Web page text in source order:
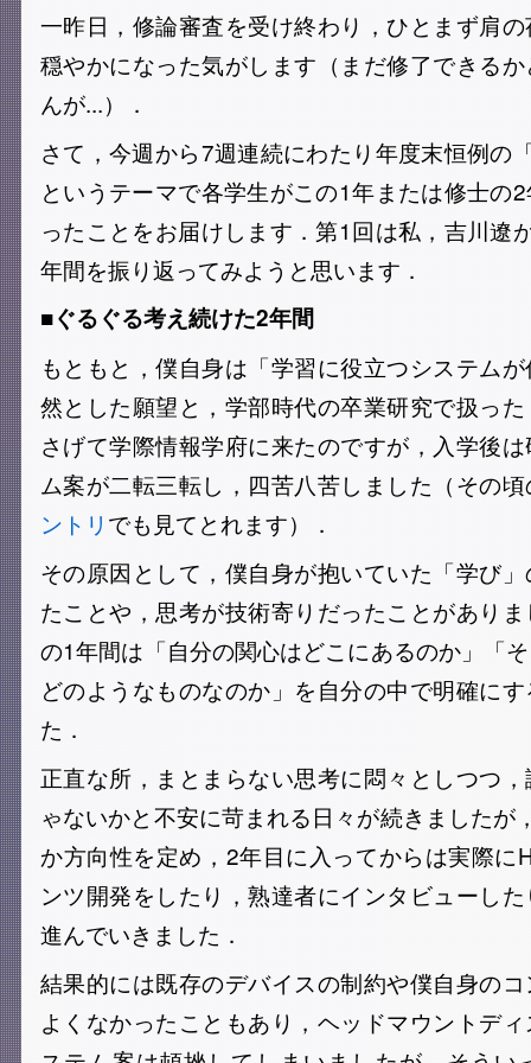
一昨日，修論審査を受け終わり，ひとまず肩
穏やかになった気がします（まだ修了できる
んが...）．
さて，今週から7週連続にわたり年度末恒例の
というテーマで各学生がこの1年または修士の
ったことをお届けします．第1回は私，吉川遼
年間を振り返ってみようと思います．
■ぐるぐる考え続けた2年間
もともと，僕自身は「学習に役立つシステム
然とした願望と，学部時代の卒業研究で扱っ
さげて学際情報学府に来たのですが，入学後
ム案が二転三転し，四苦八苦しました（その
ントリ でも見てとれます）．
その原因として，僕自身が抱いていた「学び
たことや，思考が技術寄りだったことがあり
の1年間は「自分の関心はどこにあるのか」「
どのようなものなのか」を自分の中で明確に
た．
正直な所，まとまらない思考に悶々としつつ
ゃないかと不安に苛まれる日々が続きましたが
か方向性を定め，2年目に入ってからは実際に
ンツ開発をしたり，熟達者にインタビューし
進んでいきました．
結果的には既存のデバイスの制約や僕自身の
よくなかったこともあり，ヘッドマウントデ